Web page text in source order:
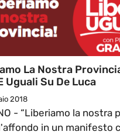
La Nostra
Uguali Su De Luca
2018
- “Liberiamo la nostra
in un manifesto